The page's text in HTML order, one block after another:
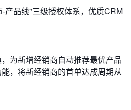
产品线"三级授权体系，优质CRM
为新增经销商自动推荐最优产品
，将新经销商的首单达成周期从